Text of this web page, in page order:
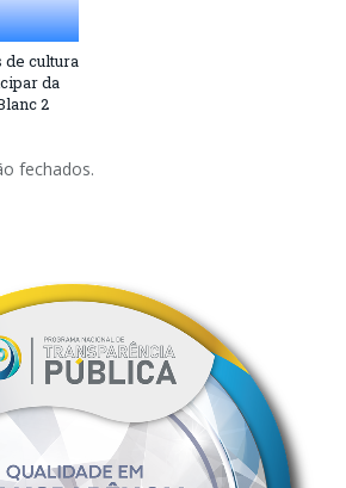
de cultura
da
2
fechados.